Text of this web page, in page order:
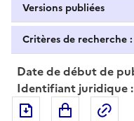
Versions publiées
Critères de recherche
Date de début de
Identifiant juridique :
Exporter le